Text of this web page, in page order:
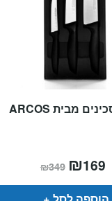
₪349 המחיר
המקורי
היה:
₪349.
₪169